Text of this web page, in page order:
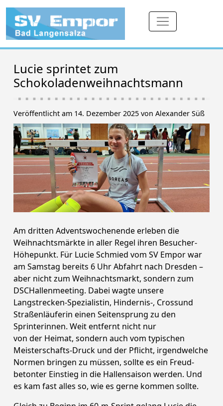
Lucie sprintet zum
Schokoladenweihnachtsmann
Veröffentlicht am 14. Dezember 2025 von Alexander Süß
Am dritten Adventswochenende erleben die
Weihnachtsmärkte in aller Regel ihren Besucher-
Höhepunkt. Für Lucie Schmied vom SV Empor war
am Samstag bereits 6 Uhr Abfahrt nach Dresden –
aber nicht zum Weihnachtsmarkt, sondern zum
DSCHallenmeeting. Dabei wagte unsere
Langstrecken-Spezialistin, Hindernis-, Crossund
Straßenläuferin einen Seitensprung zu den
Sprinterinnen. Weit entfernt nicht nur
von der Heimat, sondern auch vom typischen
Meisterschafts-Druck und der Pflicht, irgendwelche
Normen bringen zu müssen, sollte es ein Freud-
betonter Einstieg in die Hallensaison werden. Und
es kam fast alles so, wie es gerne kommen sollte.